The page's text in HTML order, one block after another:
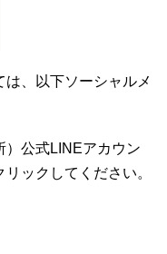
、以下ソーシャルメ
）公式LINEアカウン
ックしてください。